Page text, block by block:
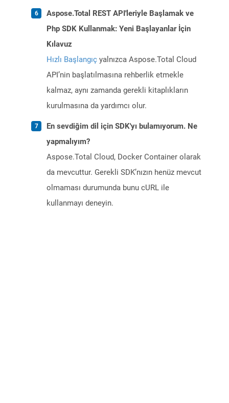
Aspose.Total REST API'leriyle Başlamak ve
Php SDK Kullanmak: Yeni Başlayanlar İçin
Kılavuz
Hızlı Başlangıç yalnızca Aspose.Total Cloud
API’nin başlatılmasına rehberlik etmekle
kalmaz, aynı zamanda gerekli kitaplıkların
kurulmasına da yardımcı olur.
En sevdiğim dil için SDK'yı bulamıyorum. Ne
yapmalıyım?
Aspose.Total Cloud, Docker Container olarak
da mevcuttur. Gerekli SDK’nızın henüz mevcut
olmaması durumunda bunu cURL ile
kullanmayı deneyin.